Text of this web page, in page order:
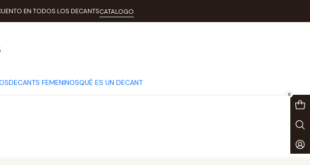
DECANTS FEMENINOSQUÉ ES UN DECANT
0
EN TODOS LOS DECANTSCATALOGO
Varvatos